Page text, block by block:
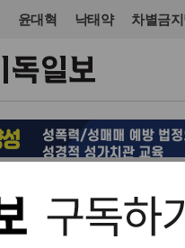
윤대혁 낙태약 차별금